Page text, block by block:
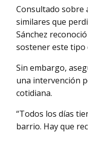
Consultado sobre
similares que
Sánchez
sostener este tipo
Sin embargo,
una intervención
cotidiana.
“Todos los días
barrio. Hay que